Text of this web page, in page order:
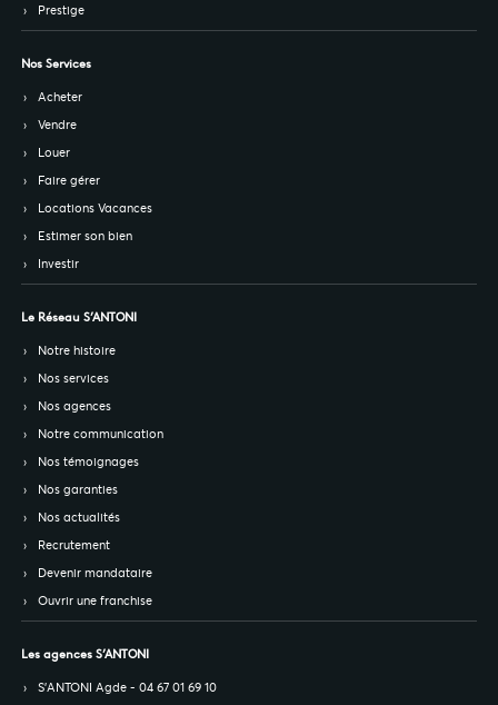
Prestige
Nos Services
Acheter
Vendre
Louer
Faire gérer
Locations Vacances
Estimer son bien
Investir
Le Réseau S’ANTONI
Notre histoire
Nos services
Nos agences
Notre communication
Nos témoignages
Nos garanties
Nos actualités
Recrutement
Devenir mandataire
Ouvrir une franchise
Les agences S’ANTONI
S’ANTONI Agde - 04 67 01 69 10